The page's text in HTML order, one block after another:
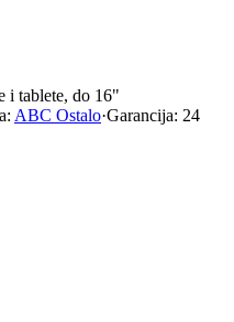
i tablete, do 16"
ABC Ostalo·Garancija: 24